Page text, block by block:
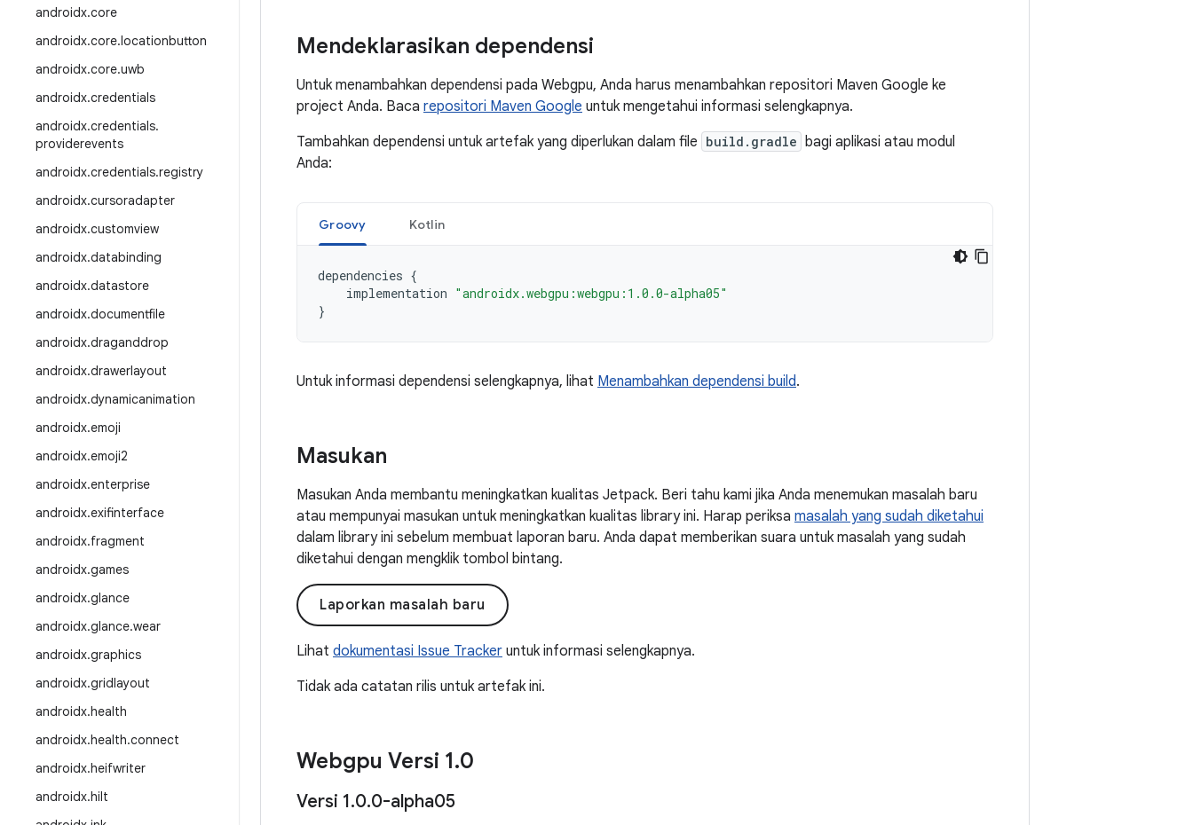
androidx.core
androidx.core.locationbutton
androidx.core.uwb
androidx.credentials
androidx.credentials.
providerevents
androidx.credentials.registry
androidx.cursoradapter
androidx.customview
androidx.databinding
androidx.datastore
androidx.documentfile
androidx.draganddrop
androidx.drawerlayout
androidx.dynamicanimation
androidx.emoji
androidx.emoji2
androidx.enterprise
androidx.exifinterface
androidx.fragment
androidx.games
androidx.glance
androidx.glance.wear
androidx.graphics
androidx.gridlayout
androidx.health
androidx.health.connect
androidx.heifwriter
androidx.hilt
Mendeklarasikan dependensi
Untuk menambahkan dependensi pada Webgpu, Anda harus menambahkan repositori Maven Google ke
project Anda. Baca repositori Maven Google untuk mengetahui informasi selengkapnya.
Tambahkan dependensi untuk artefak yang diperlukan dalam file build.gradle bagi aplikasi atau modul
Anda:
Groovy Kotlin
dependencies {
implementation "androidx.webgpu:webgpu:1.0.0-alpha05"
}
Untuk informasi dependensi selengkapnya, lihat Menambahkan dependensi build.
Masukan
Masukan Anda membantu meningkatkan kualitas Jetpack. Beri tahu kami jika Anda menemukan masalah baru
atau mempunyai masukan untuk meningkatkan kualitas library ini. Harap periksa masalah yang sudah diketahui
dalam library ini sebelum membuat laporan baru. Anda dapat memberikan suara untuk masalah yang sudah
diketahui dengan mengklik tombol bintang.
Laporkan masalah baru
Lihat dokumentasi Issue Tracker untuk informasi selengkapnya.
Tidak ada catatan rilis untuk artefak ini.
Webgpu Versi 1.0
Versi 1.0.0-alpha05